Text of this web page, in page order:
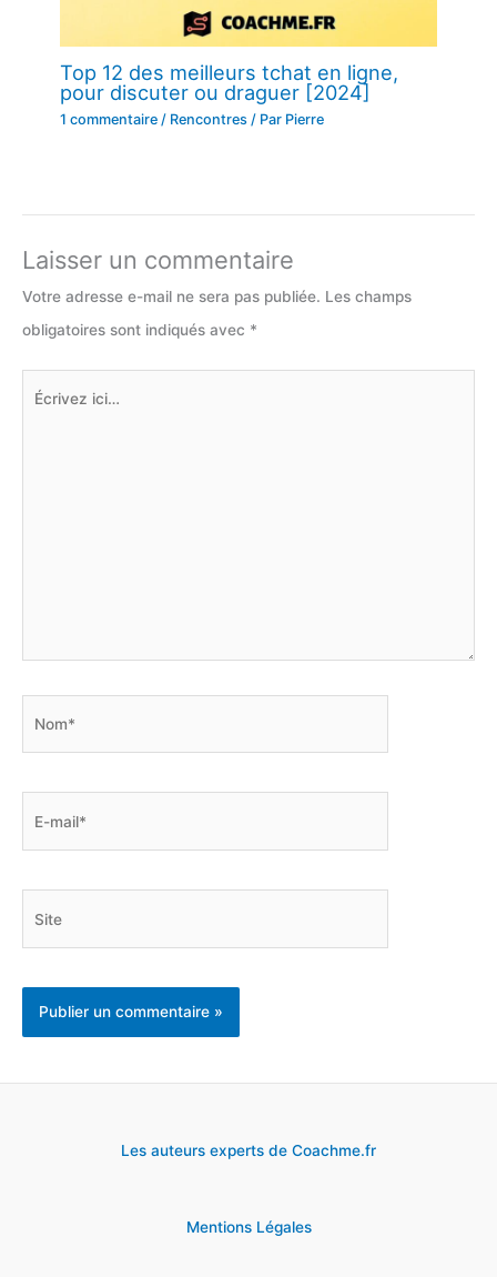
Top 12 des meilleurs tchat en ligne,
pour discuter ou draguer [2024]
1 commentaire / Rencontres / Par Pierre
Laisser un commentaire
Votre adresse e-mail ne sera pas publiée. Les champs
obligatoires sont indiqués avec *
Les auteurs experts de Coachme.fr
Mentions Légales